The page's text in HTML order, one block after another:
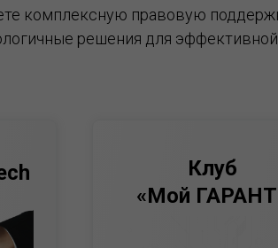
комплексную правовую
решения для
Клуб
«Мой